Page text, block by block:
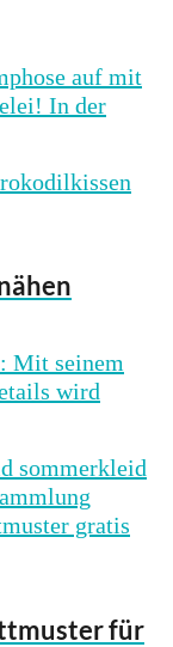
auf mit
In der
Mit seinem
wird
für